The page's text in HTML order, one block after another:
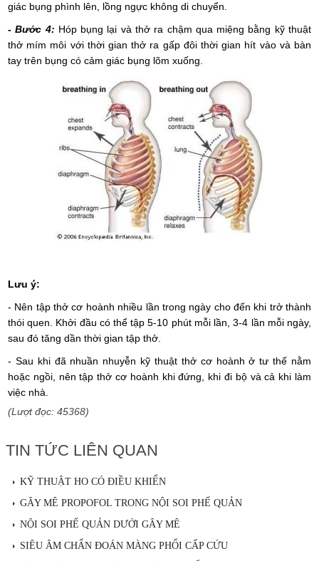
giác bụng phình lên, lồng ngực không di chuyển.
- Bước 4: Hóp bụng lại và thở ra chậm qua miệng bằng kỹ thuật
thở mím môi với thời gian thở ra gấp đôi thời gian hít vào và bàn
tay trên bụng có cảm giác bụng lõm xuống.
Lưu ý:
- Nên tập thở cơ hoành nhiều lần trong ngày cho đến khi trở thành
thói quen. Khởi đầu có thể tập 5-10 phút mỗi lần, 3-4 lần mỗi ngày,
sau đó tăng dần thời gian tập thở.
- Sau khi đã nhuần nhuyễn kỹ thuật thở cơ hoành ở tư thế nằm
hoặc ngồi, nên tập thở cơ hoành khi đứng, khi đi bộ và cả khi làm
việc nhà.
(Lượt đọc: 45368)
TIN TỨC LIÊN QUAN
KỸ THUẬT HO CÓ ĐIỀU KHIỂN
GÂY MÊ PROPOFOL TRONG NỘI SOI PHẾ QUẢN
NỘI SOI PHẾ QUẢN DƯỚI GÂY MÊ
SIÊU ÂM CHẨN ĐOÁN MÀNG PHỔI CẤP CỨU